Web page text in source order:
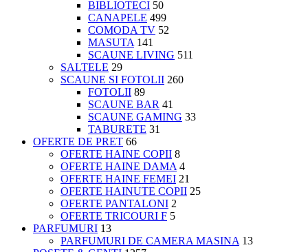
BIBLIOTECI 50
CANAPELE 499
COMODA TV 52
MASUTA 141
SCAUNE LIVING 511
SALTELE 29
SCAUNE SI FOTOLII 260
FOTOLII 89
SCAUNE BAR 41
SCAUNE GAMING 33
TABURETE 31
OFERTE DE PRET 66
OFERTE HAINE COPII 8
OFERTE HAINE DAMA 4
OFERTE HAINE FEMEI 21
OFERTE HAINUTE COPII 25
OFERTE PANTALONI 2
OFERTE TRICOURI F 5
PARFUMURI 13
PARFUMURI DE CAMERA MASINA 13